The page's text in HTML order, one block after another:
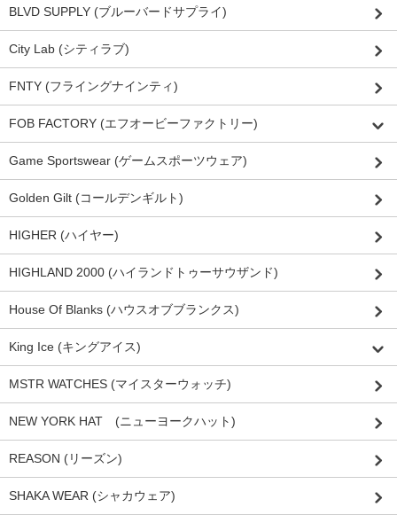
BLVD SUPPLY (ブルーバードサプライ)
City Lab (シティラブ)
FNTY (フライングナインティ)
FOB FACTORY (エフオービーファクトリー)
Game Sportswear (ゲームスポーツウェア)
Golden Gilt (コールデンギルト)
HIGHER (ハイヤー)
HIGHLAND 2000 (ハイランドトゥーサウザンド)
House Of Blanks (ハウスオブブランクス)
King Ice (キングアイス)
MSTR WATCHES (マイスターウォッチ)
NEW YORK HAT (ニューヨークハット)
REASON (リーズン)
SHAKA WEAR (シャカウェア)